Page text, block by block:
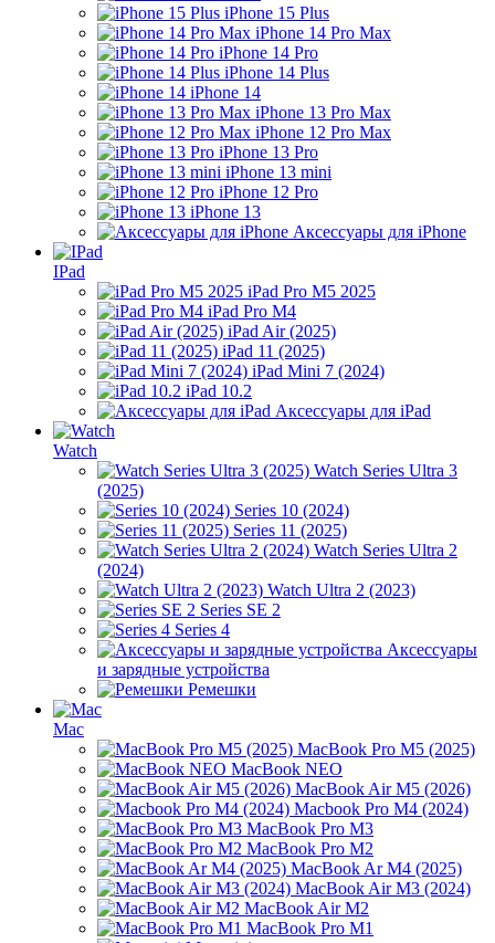
iPhone 15 Plus
iPhone 14 Pro Max
iPhone 14 Pro
iPhone 14 Plus
iPhone 14
iPhone 13 Pro Max
iPhone 12 Pro Max
iPhone 13 Pro
iPhone 13 mini
iPhone 12 Pro
iPhone 13
Аксессуары для iPhone
IPad
iPad Pro M5 2025
iPad Pro M4
iPad Air (2025)
iPad 11 (2025)
iPad Mini 7 (2024)
iPad 10.2
Аксессуары для iPad
Watch
Watch Series Ultra 3
(2025)
Series 10 (2024)
Series 11 (2025)
Watch Series Ultra 2
(2024)
Watch Ultra 2 (2023)
Series SE 2
Series 4
Аксессуары
и зарядные устройства
Ремешки
Mac
MacBook Pro M5 (2025)
MacBook NEO
MacBook Air M5 (2026)
Macbook Pro M4 (2024)
MacBook Pro M3
MacBook Pro M2
MacBook Ar M4 (2025)
MacBook Air M3 (2024)
MacBook Air M2
MacBook Pro M1